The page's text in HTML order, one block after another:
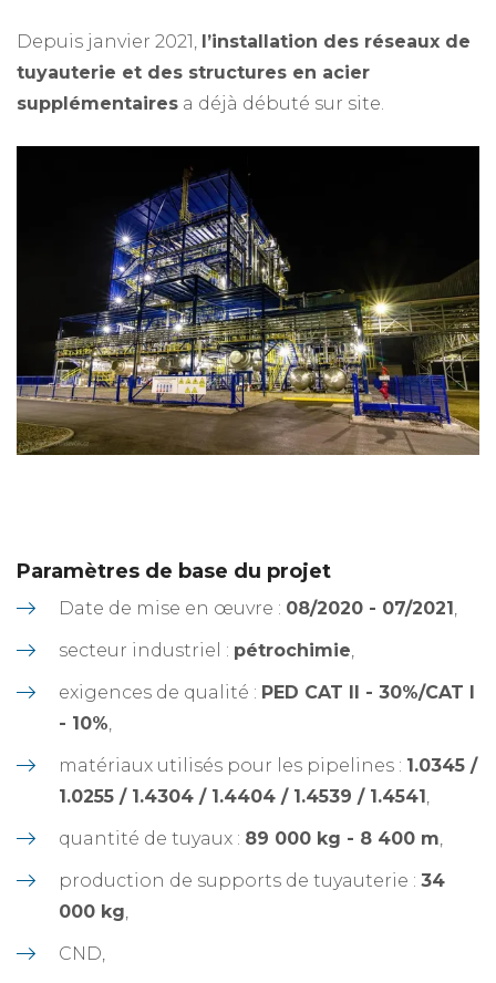
Depuis janvier 2021, l’installation des réseaux de
tuyauterie et des structures en acier
supplémentaires a déjà débuté sur site.
Paramètres de base du projet
Date de mise en œuvre : 08/2020 - 07/2021
secteur industriel : pétrochimie
exigences de qualité : PED CAT II - 30%/CAT I
- 10%
matériaux utilisés pour les pipelines : 1.0345 /
1.0255 / 1.4304 / 1.4404 / 1.4539 / 1.4541
quantité de tuyaux : 89 000 kg - 8 400 m
production de supports de tuyauterie : 34
000 kg
CND,